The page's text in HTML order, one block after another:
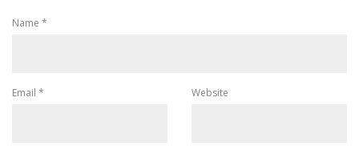
Name *
Email * Website